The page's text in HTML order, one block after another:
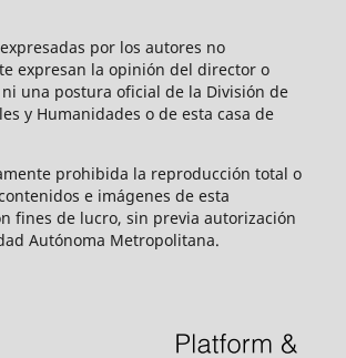
por los autores no
expresan la opinión del director o
una postura oficial de la División de
y Humanidades o de esta casa de
prohibida la reproducción total o
e imágenes de esta
fines de lucro, sin previa autorización
Autónoma Metropolitana.